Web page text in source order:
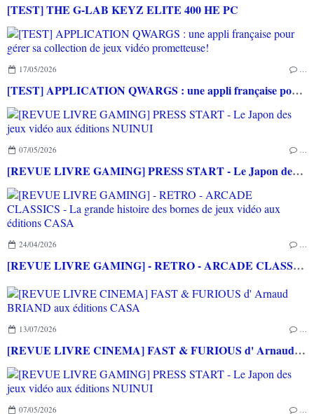
[TEST] THE G-LAB KEYZ ELITE 400 HE PC
17/05/2026
[TEST] APPLICATION QWARGS : une appli française pour gérer sa collection de jeux vidéo prometteuse!
07/05/2026
[REVUE LIVRE GAMING] PRESS START - Le Japon des jeux vidéo aux éditions NUINUI
24/04/2026
[REVUE LIVRE GAMING] - RETRO - ARCADE CLASSICS - La grande histoire des bornes de jeux vidéo aux éditions CASA
13/07/2026
[REVUE LIVRE CINEMA] FAST & FURIOUS d' Arnaud BRIAND aux éditions CASA
07/05/2026